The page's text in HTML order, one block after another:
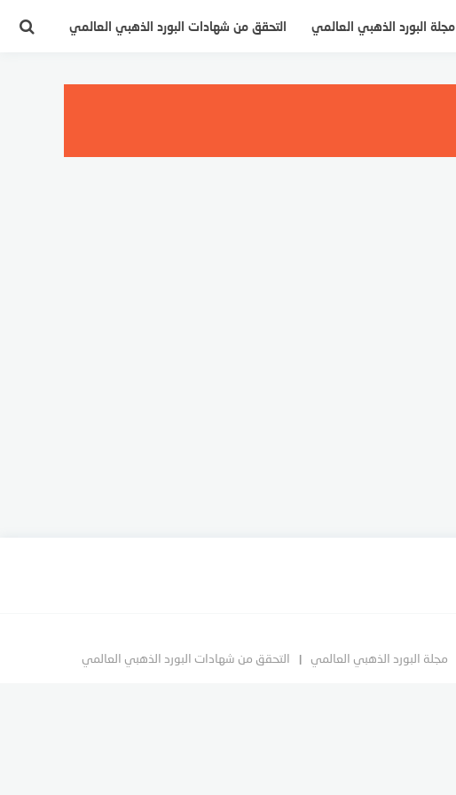
مجلة البورد الذهبي العالمي التحقق من شهادات البورد الذهبي العالمي
مجلة البورد الذهبي العالمي التحقق من شهادات البورد الذهبي العالمي